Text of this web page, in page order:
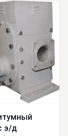
э/д